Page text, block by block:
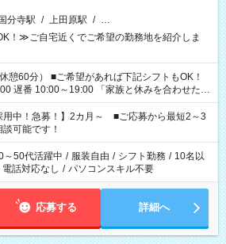
分寺駅 / 上田原駅 / …
！≫ご自宅近くでご希望の勤務地を紹介しま
れば下記シフトもOK！
～19:00 「家族と休みを合わせた
って夕飯の準備がしたい」 「できれば残業はし
希望を教えてくださいね。 ※Wワーク希望
お仕事で希望する勤務時間と、もう1つのお仕事
計で週40時間を超える場合は応募できません。
用中！急募！】2カ月～ ■ご応募から最短2～3
可能です！
～50代活躍中 / 服装自由 / シフト勤務 / 10名以
電話対応なし / パソコンスキル不要
応募する 詳細へ